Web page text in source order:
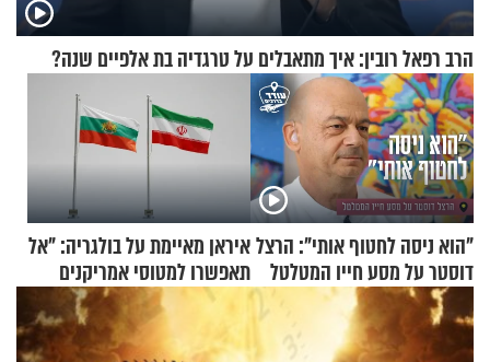
הרב רפאל רובין: איך מתאבלים על טרגדיה בת אלפיים שנה?
"הוא ניסה לחטוף אותי": הרצל
דוסטר על מסע חייו המטלטל
איראן מאיימת על בולגריה: "אל
תאפשרו למטוסי אמריקנים
להמריא מהשטח שלכם"